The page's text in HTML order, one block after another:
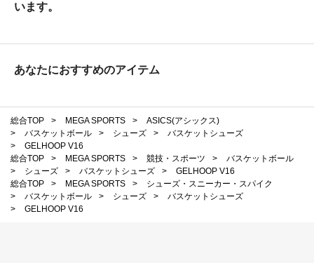
います。
あなたにおすすめのアイテム
総合TOP > MEGA SPORTS >
ASICS(アシックス)
>
バスケットボール > シューズ >
バスケットシューズ
>
GELHOOP V16
総合TOP
> MEGA SPORTS > 競技・スポーツ >
バスケットボール
>
シューズ > バスケットシューズ >
GELHOOP V16
総合TOP
> MEGA SPORTS >
シューズ・スニーカー・スパイク
>
バスケットボール > シューズ >
バスケットシューズ
>
GELHOOP V16